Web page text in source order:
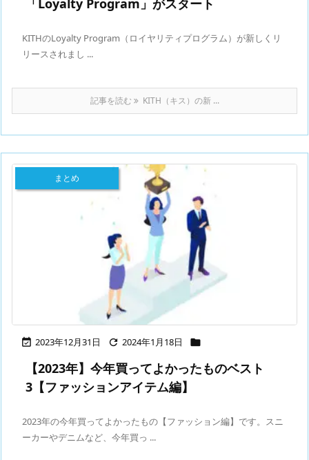
「Loyalty Program」がスタート
KITHのLoyalty Program（ロイヤリティプログラム）が新しくリ
リースされまし ...
記事を読む KITH（キス）の新 ...
 2023年12月31日  2024年1月18日 
まとめ
【2023年】今年買ってよかったものベスト
3【ファッションアイテム編】
2023年の今年買ってよかったもの【ファッション編】です。スニ
ーカーやデニムなど、今年買っ ...